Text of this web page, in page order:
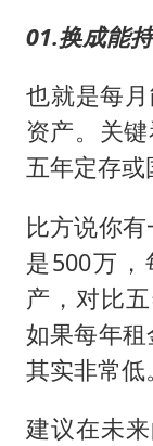
01.换成能
也就是每
资产。关
五年定存或
比方说你
是500万
产，对比
如果每年
其实非常低。
建议在未